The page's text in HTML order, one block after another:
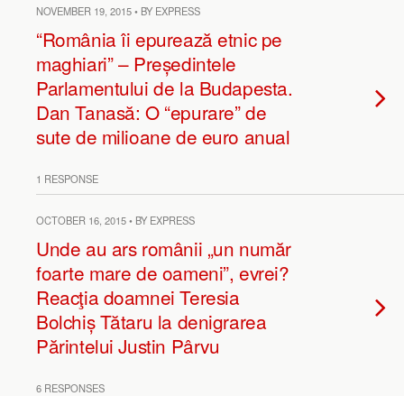
NOVEMBER 19, 2015 • BY EXPRESS
“România îi epurează etnic pe
maghiari” – Președintele
Parlamentului de la Budapesta.
Dan Tanasă: O “epurare” de
sute de milioane de euro anual
1 RESPONSE
OCTOBER 16, 2015 • BY EXPRESS
Unde au ars românii „un număr
foarte mare de oameni”, evrei?
Reacţia doamnei Teresia
Bolchiș Tătaru la denigrarea
Părintelui Justin Pârvu
6 RESPONSES